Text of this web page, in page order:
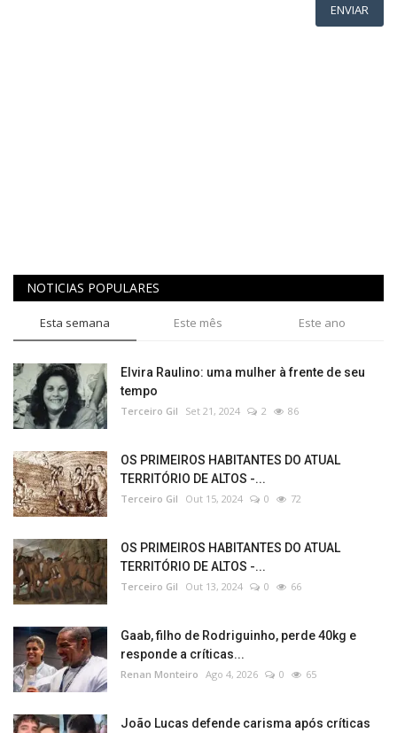
ENVIAR
NOTICIAS POPULARES
Esta semana Este mês Este ano
Elvira Raulino: uma mulher à frente de seu
tempo
Terceiro Gil Set 21, 2024 2 86
OS PRIMEIROS HABITANTES DO ATUAL
TERRITÓRIO DE ALTOS -...
Terceiro Gil Out 15, 2024 0 72
OS PRIMEIROS HABITANTES DO ATUAL
TERRITÓRIO DE ALTOS -...
Terceiro Gil Out 13, 2024 0 66
Gaab, filho de Rodriguinho, perde 40kg e
responde a críticas...
Renan Monteiro Ago 4, 2026 0 65
João Lucas defende carisma após críticas